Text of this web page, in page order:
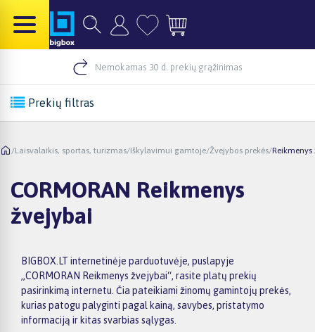
Nemokamas 30 d. prekių grąžinimas
Prekių filtras
/Laisvalaikis, sportas, turizmas/Iškylavimui gamtoje/Žvejybos prekės/
CORMORAN Reikmenys
žvejybai
BIGBOX.LT internetinėje parduotuvėje, puslapyje
„CORMORAN Reikmenys žvejybai“, rasite platų prekių
pasirinkimą internetu. Čia pateikiami žinomų gamintojų prekės,
kurias patogu palyginti pagal kainą, savybes, pristatymo
informaciją ir kitas svarbias sąlygas.